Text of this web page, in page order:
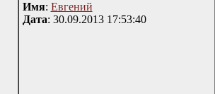
Имя: Евгений
Дата: 30.09.2013 17:53:40